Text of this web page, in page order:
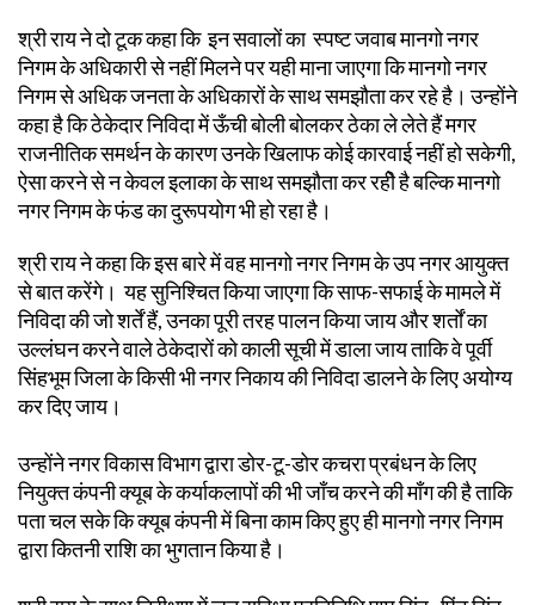
श्री राय ने दो टूक कहा कि इन सवालों का स्पष्ट जवाब मानगो नगर
निगम के अधिकारी से नहीं मिलने पर यही माना जाएगा कि मानगो नगर
निगम से अधिक जनता के अधिकारों के साथ समझौता कर रहे है। उन्होंने
कहा है कि ठेकेदार निविदा में ऊँची बोली बोलकर ठेका ले लेते हैं मगर
राजनीतिक समर्थन के कारण उनके खिलाफ कोई कारवाई नहीं हो सकेगी,
ऐसा करने से न केवल इलाका के साथ समझौता कर रहीे है बल्कि मानगो
नगर निगम के फंड का दुरूपयोग भी हो रहा है।
श्री राय ने कहा कि इस बारे में वह मानगो नगर निगम के उप नगर आयुक्त
से बात करेंगे। यह सुनिश्चित किया जाएगा कि साफ-सफाई के मामले में
निविदा की जो शर्तें हैं, उनका पूरी तरह पालन किया जाय और शर्तों का
उल्लंघन करने वाले ठेकेदारों को काली सूची में डाला जाय ताकि वे पूर्वी
सिंहभूम जिला के किसी भी नगर निकाय की निविदा डालने के लिए अयोग्य
कर दिए जाय।
उन्होंने नगर विकास विभाग द्वारा डोर-टू-डोर कचरा प्रबंधन के लिए
नियुक्त कंपनी क्यूब के कर्याकलापों की भी जाँच करने की माँग की है ताकि
पता चल सके कि क्यूब कंपनी में बिना काम किए हुए ही मानगो नगर निगम
द्वारा कितनी राशि का भुगतान किया है।